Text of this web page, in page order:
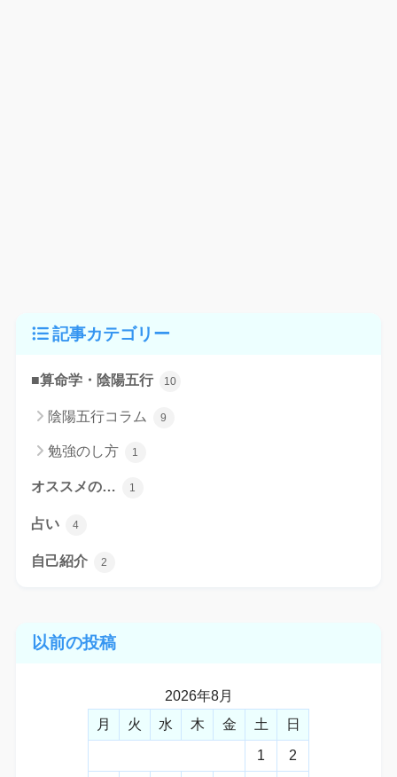
記事カテゴリー
■算命学・陰陽五行 10
陰陽五行コラム 9
勉強のし方 1
オススメの… 1
占い 4
自己紹介 2
以前の投稿
2026年8月
月
火 水 木 金 土 日
1 2